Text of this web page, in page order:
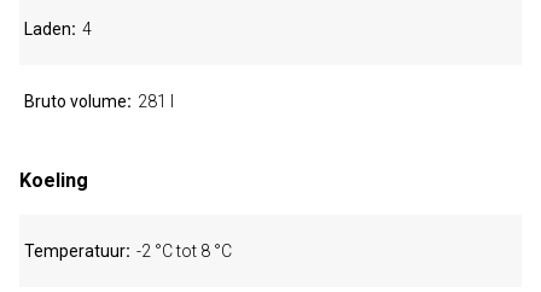
Laden 4
Bruto volume 281 l
Koeling
Temperatuur -2 °C tot 8 °C